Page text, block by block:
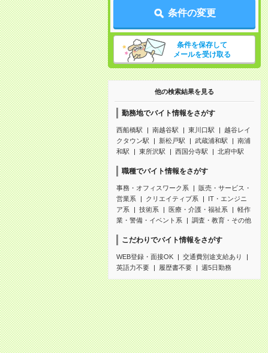
条件の変更
条件を保存して
メールを受け取る
他の検索結果を見る
勤務地でバイト情報をさがす
西船橋駅 南越谷駅 東川口駅
越谷レイ
クタウン駅
新松戸駅 武蔵浦和駅
南浦
和駅
東所沢駅 西国分寺駅 北府中駅
職種でバイト情報をさがす
事務・オフィスワーク系
販売・サービス・
営業系
クリエイティブ系
IT・エンジニ
ア系
技術系 医療・介護・福祉系
軽作
業・警備・イベント系
調査・教育・その他
こだわりでバイト情報をさがす
WEB登録・面接OK
交通費別途支給あり
英語力不要
履歴書不要 週5日勤務